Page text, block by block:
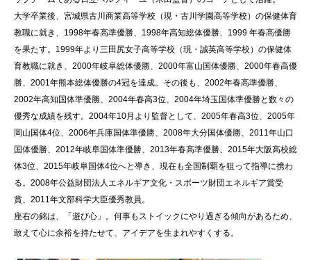
大学卒業後、宮城県古川商業高等学校（現・古川学園高等学校）の保健体育
教職に就き、1998年春高準優勝、1998年高知総体優勝、1999 年春高優勝
を果たす。1999年より三田尻女子高等学校（現・誠英高等学校）の保健体
育教職に就き、2000年岐阜総体優勝、2000年富山国体優勝、2000年春高優
勝、2001年熊本総体優勝の4冠を達成。その後も、2002年春高準優勝、
2002年高知国体準優勝、2004年春高3位、2004年埼玉国体準優勝と数々の
優秀な成績を残す。2004年10月より監督として、2005年春高3位、2005年
岡山国体4位、2006年兵庫国体準優勝、2008年大分国体優勝、2011年山口
国体優勝、2012年岐阜国体準優勝、2013年春高準優勝、2015年大阪高校総
体3位、2015年岐阜国体4位へと導き、現在も全国制覇を狙って指導に携わ
る。2008年公益財団法人エネルギア文化・スポーツ財団エネルギア賞受
賞、2011年文部科学大臣優秀教員。
座右の銘は、「遊び心」。何事もストイックにやり過ぎる傾向があるため、
敢えて心に余裕を持たせて、アイデアを生まれやすくする。